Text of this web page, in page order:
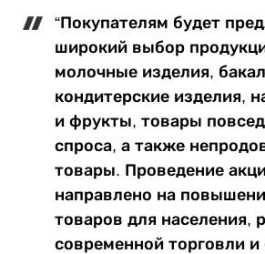
“Покупателям будет
широкий выбор
молочные изделия,
кондитерские изделия,
и фрукты, товары
спроса, а также
товары. Проведение
направлено на
товаров для населения,
современной торговли и